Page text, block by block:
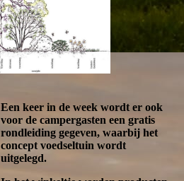
Een keer in de week wordt er ook
voor de campergasten een gratis
rondleiding gegeven, waarbij het
concept voedseltuin wordt
uitgelegd.